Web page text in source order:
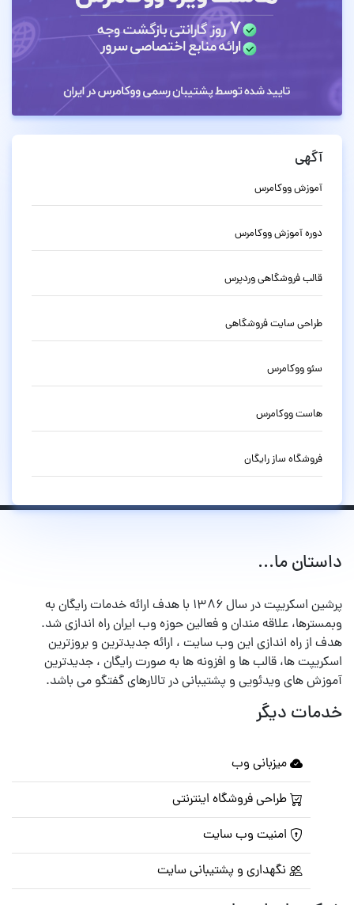
آگهی
آموزش ووکامرس
دوره آموزش ووکامرس
قالب فروشگاهی وردپرس
طراحی سایت فروشگاهی
سئو ووکامرس
هاست ووکامرس
فروشگاه ساز رایگان
داستان ما...
پرشین اسکریپت در سال ۱۳۸۶ با هدف ارائه خدمات رایگان به
وبمسترها، علاقه مندان و فعالین حوزه وب ایران راه اندازی شد.
هدف از راه اندازی این وب سایت ، ارائه جدیدترین و بروزترین
اسکریپت ها، قالب ها و افزونه ها به صورت رایگان ، جدیدترین
آموزش های ویدئویی و پشتیبانی در تالارهای گفتگو می باشد.
خدمات دیگر
میزبانی وب
طراحی فروشگاه اینترنتی
امنیت وب سایت
نگهداری و پشتیبانی سایت